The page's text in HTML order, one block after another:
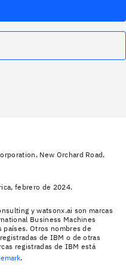
New Orchard Road,
febrero de 2024.
y watsonx.ai son marcas
Business Machines
países. Otros nombres de
de IBM o de otras
registradas de IBM está
.